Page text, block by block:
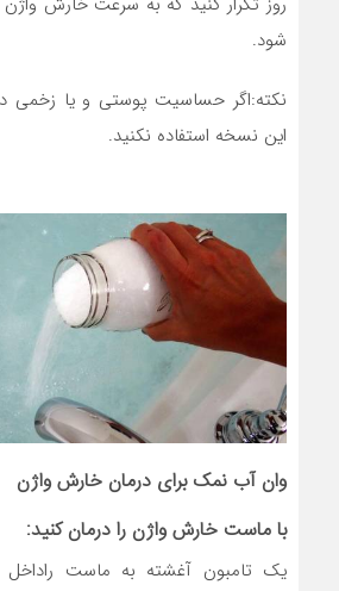
شود.
نکته:اگر حساسیت پوستی و یا زخمی در
این نسخه استفاده نکنید.
وان آب نمک برای درمان خارش واژن
باماست خارش واژن را درمان کنید:
یک تامبون آغشته به ماست راداخل